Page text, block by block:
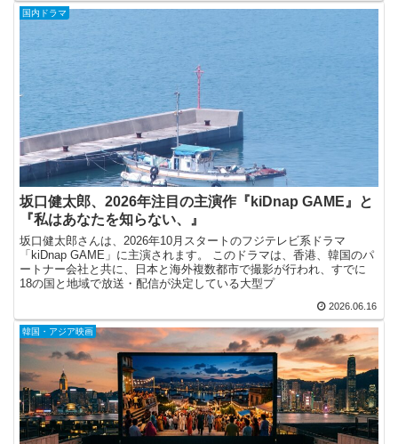
国内ドラマ
坂口健太郎、2026年注目の主演作『kiDnap GAME』と
『私はあなたを知らない、』
坂口健太郎さんは、2026年10月スタートのフジテレビ系ドラマ
「kiDnap GAME」に主演されます。 このドラマは、香港、韓国のパ
ートナー会社と共に、日本と海外複数都市で撮影が行われ、すでに
18の国と地域で放送・配信が決定している大型プ
2026.06.16
韓国・アジア映画